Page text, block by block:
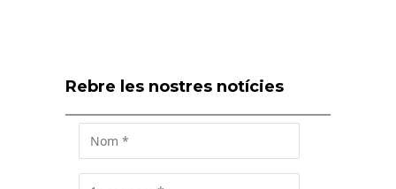
Rebre les nostres notícies